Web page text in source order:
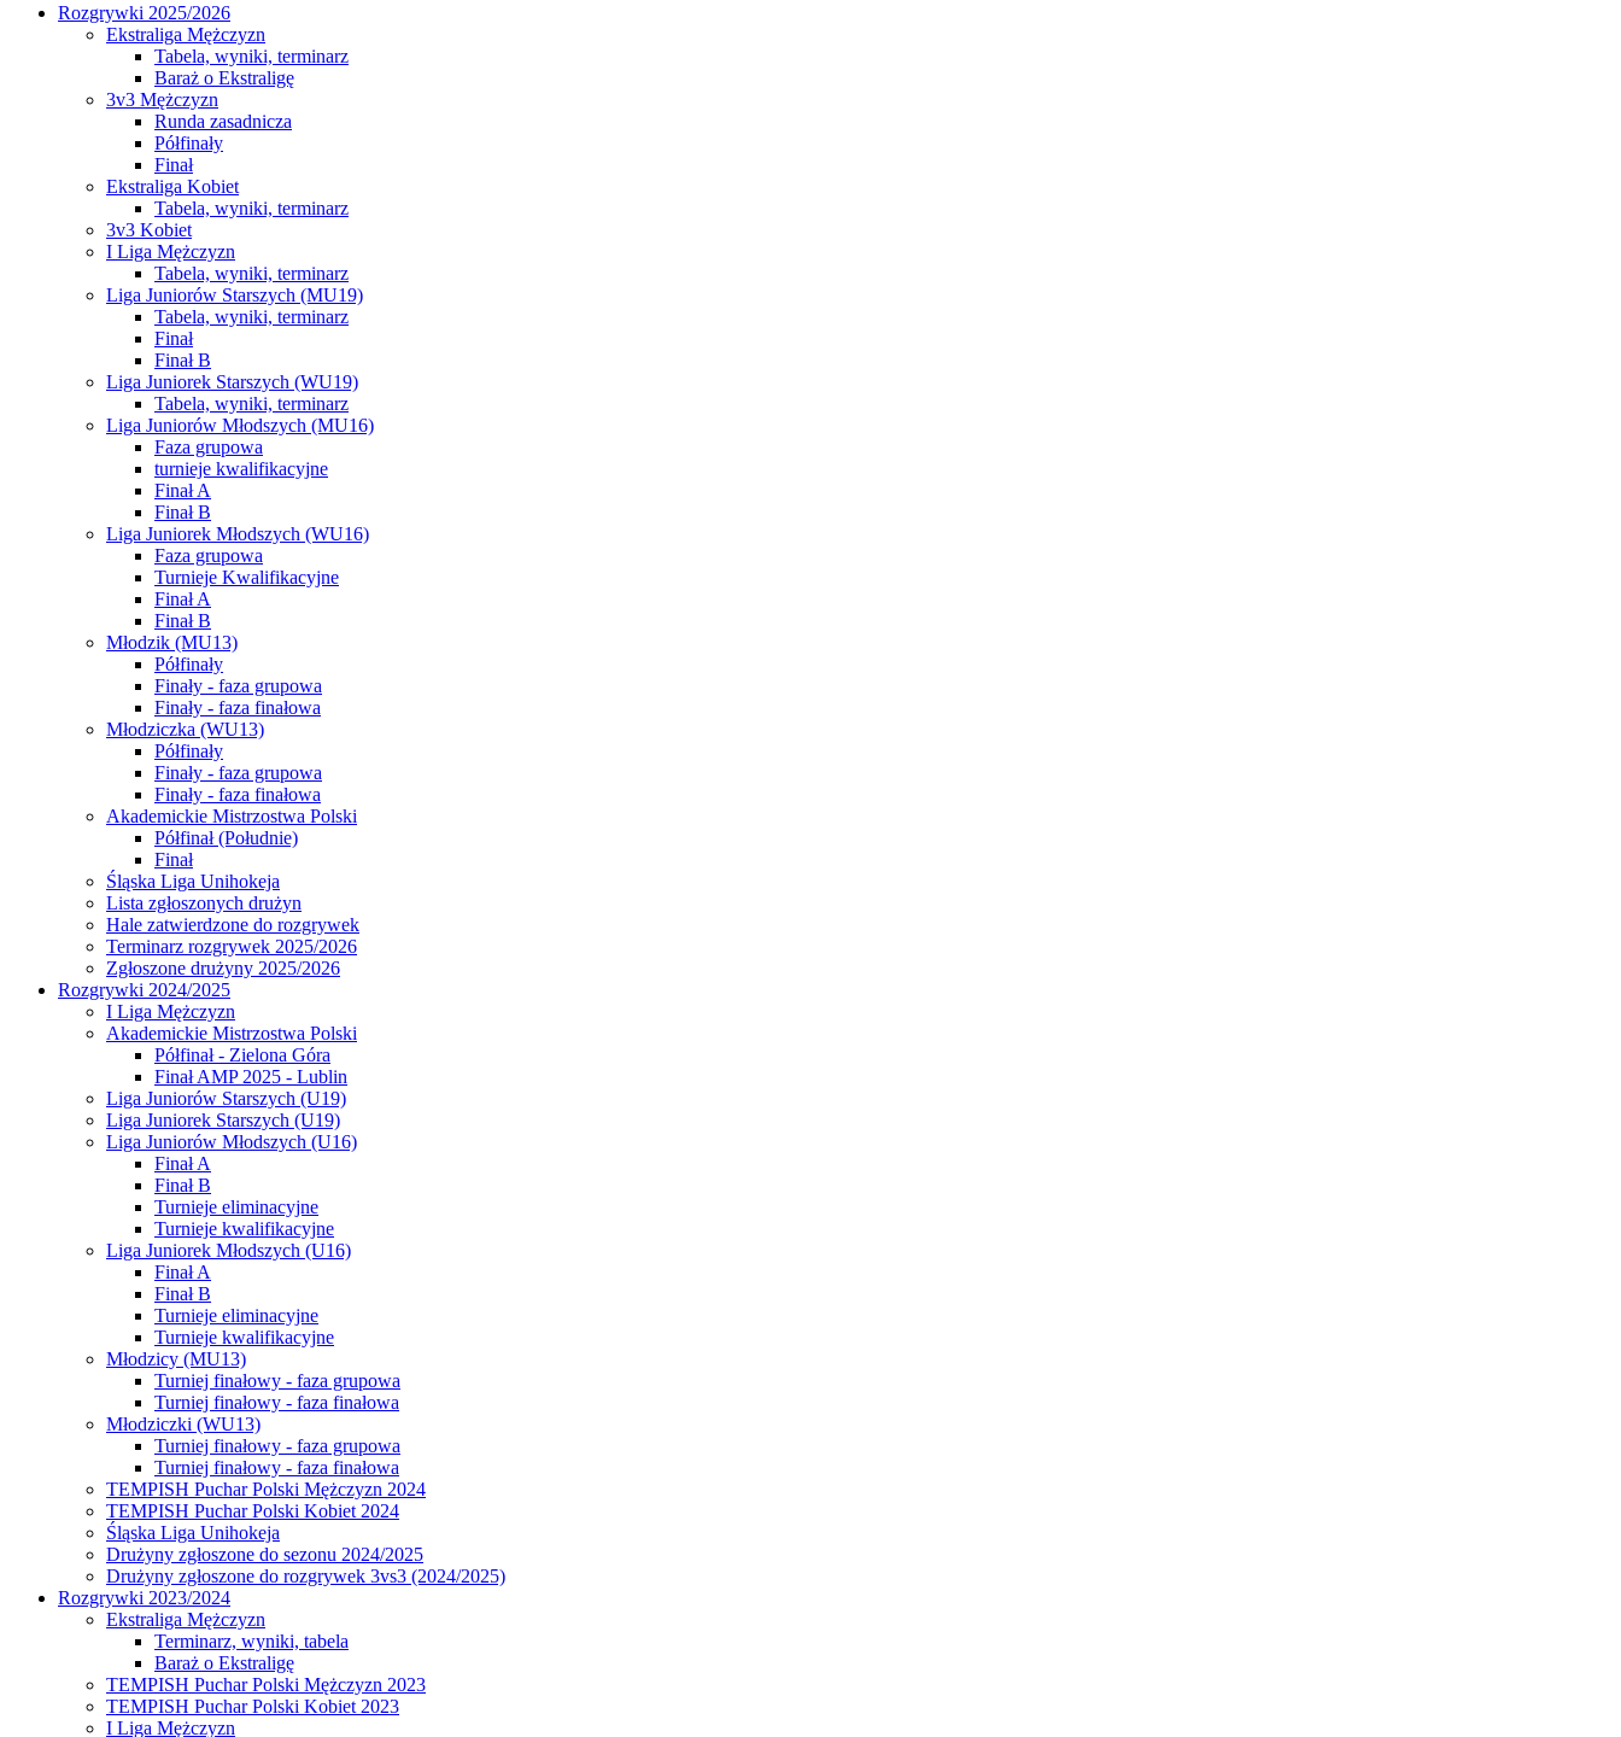
Rozgrywki 2025/2026
Ekstraliga Mężczyzn
Tabela, wyniki, terminarz
Baraż o Ekstraligę
3v3 Mężczyzn
Runda zasadnicza
Półfinały
Finał
Ekstraliga Kobiet
Tabela, wyniki, terminarz
3v3 Kobiet
I Liga Mężczyzn
Tabela, wyniki, terminarz
Liga Juniorów Starszych (MU19)
Tabela, wyniki, terminarz
Finał
Finał B
Liga Juniorek Starszych (WU19)
Tabela, wyniki, terminarz
Liga Juniorów Młodszych (MU16)
Faza grupowa
turnieje kwalifikacyjne
Finał A
Finał B
Liga Juniorek Młodszych (WU16)
Faza grupowa
Turnieje Kwalifikacyjne
Finał A
Finał B
Młodzik (MU13)
Półfinały
Finały - faza grupowa
Finały - faza finałowa
Młodziczka (WU13)
Półfinały
Finały - faza grupowa
Finały - faza finałowa
Akademickie Mistrzostwa Polski
Półfinał (Południe)
Finał
Śląska Liga Unihokeja
Lista zgłoszonych drużyn
Hale zatwierdzone do rozgrywek
Terminarz rozgrywek 2025/2026
Zgłoszone drużyny 2025/2026
Rozgrywki 2024/2025
I Liga Mężczyzn
Akademickie Mistrzostwa Polski
Półfinał - Zielona Góra
Finał AMP 2025 - Lublin
Liga Juniorów Starszych (U19)
Liga Juniorek Starszych (U19)
Liga Juniorów Młodszych (U16)
Finał A
Finał B
Turnieje eliminacyjne
Turnieje kwalifikacyjne
Liga Juniorek Młodszych (U16)
Finał A
Finał B
Turnieje eliminacyjne
Turnieje kwalifikacyjne
Młodzicy (MU13)
Turniej finałowy - faza grupowa
Turniej finałowy - faza finałowa
Młodziczki (WU13)
Turniej finałowy - faza grupowa
Turniej finałowy - faza finałowa
TEMPISH Puchar Polski Mężczyzn 2024
TEMPISH Puchar Polski Kobiet 2024
Śląska Liga Unihokeja
Drużyny zgłoszone do sezonu 2024/2025
Drużyny zgłoszone do rozgrywek 3vs3 (2024/2025)
Rozgrywki 2023/2024
Ekstraliga Mężczyzn
Terminarz, wyniki, tabela
Baraż o Ekstraligę
TEMPISH Puchar Polski Mężczyzn 2023
TEMPISH Puchar Polski Kobiet 2023
I Liga Mężczyzn